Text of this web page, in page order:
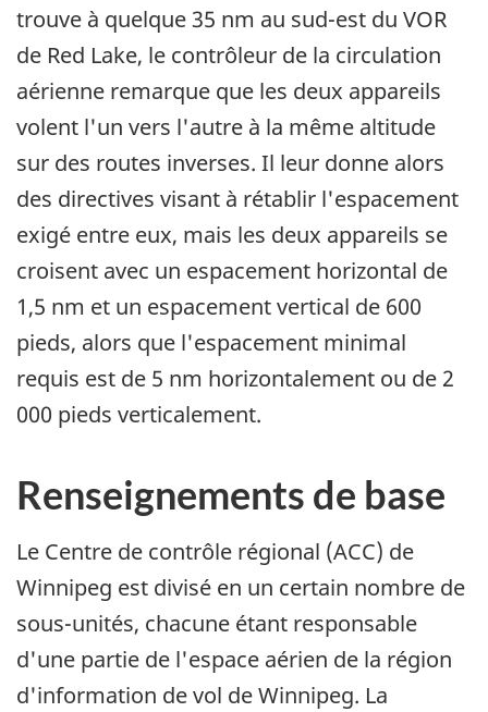
trouve à quelque 35 nm au sud-est du VOR
de Red Lake, le contrôleur de la circulation
aérienne remarque que les deux appareils
volent l'un vers l'autre à la même altitude
sur des routes inverses. Il leur donne alors
des directives visant à rétablir l'espacement
exigé entre eux, mais les deux appareils se
croisent avec un espacement horizontal de
1,5 nm et un espacement vertical de 600
pieds, alors que l'espacement minimal
requis est de 5 nm horizontalement ou de 2
000 pieds verticalement.
Renseignements de base
Le Centre de contrôle régional (ACC) de
Winnipeg est divisé en un certain nombre de
sous-unités, chacune étant responsable
d'une partie de l'espace aérien de la région
d'information de vol de Winnipeg. La